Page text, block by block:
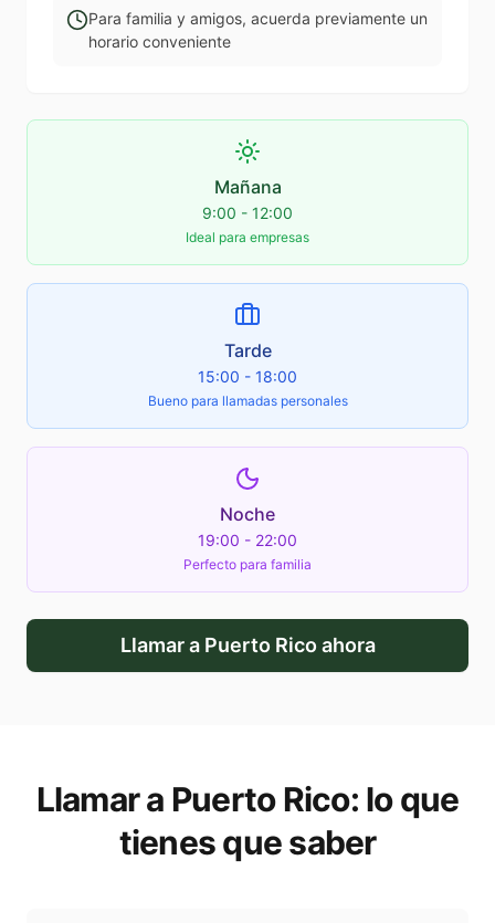
Para familia y amigos, acuerda previamente un
horario conveniente
Mañana
9:00 - 12:00
Ideal para empresas
Tarde
15:00 - 18:00
Bueno para llamadas personales
Noche
19:00 - 22:00
Perfecto para familia
Llamar a Puerto Ricoahora
Llamar a Puerto Rico: lo que
tienes que saber